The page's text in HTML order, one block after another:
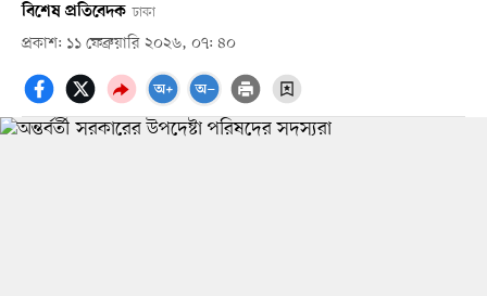
বিশেষ প্রতিবেদক ঢাকা
প্রকাশ: ১১ ফেব্রুয়ারি ২০২৬, ০৭: ৪০